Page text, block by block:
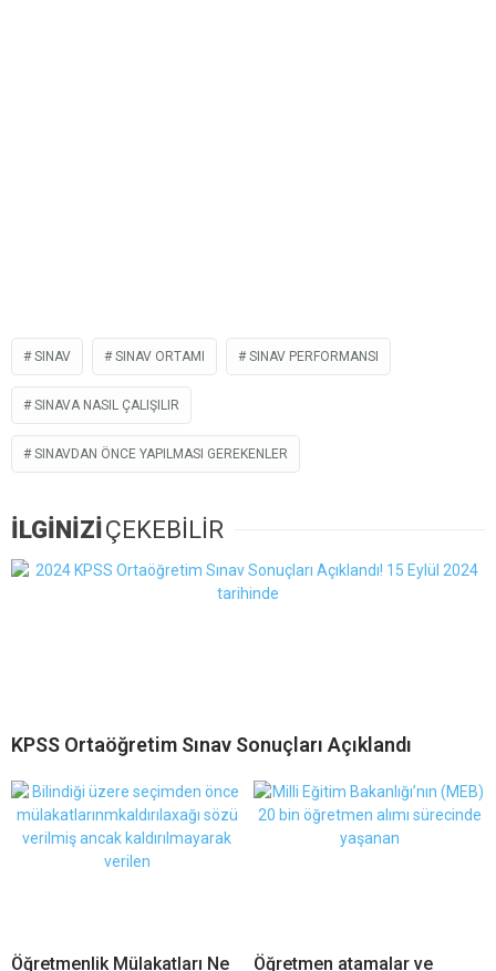
SINAV SINAV ORTAMI SINAV PERFORMANSI
SINAVA NASIL ÇALIŞILIR
SINAVDAN ÖNCE YAPILMASI GEREKENLER
İLGİNİZİÇEKEBİLİR
KPSS Ortaöğretim Sınav Sonuçları Açıklandı
Öğretmenlik Mülakatları Ne Öğretmen atamalar ve